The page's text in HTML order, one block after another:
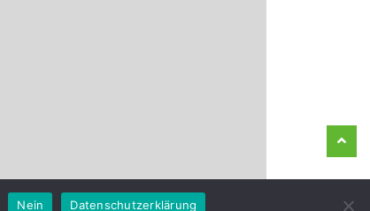
Nein Datenschutzerklärung